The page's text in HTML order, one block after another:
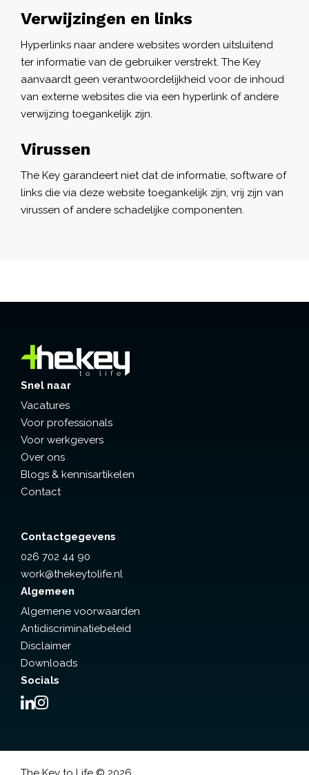
Verwijzingen en links
Hyperlinks naar andere websites worden uitsluitend
ter informatie van de gebruiker verstrekt. The Key
aanvaardt geen verantwoordelijkheid voor de inhoud
van externe websites die via een hyperlink of andere
verwijzing toegankelijk zijn.
Virussen
The Key garandeert niet dat de informatie, software of
links die via deze website toegankelijk zijn, vrij zijn van
virussen of andere schadelijke componenten.
Snel naar
Vacatures
Voor professionals
Voor werkgevers
Over ons
Blogs & kennisartikelen
Contact
Contactgegevens
026 702 44 90
work@thekeytolife.nl
Algemeen
Algemene voorwaarden
Antidiscriminatiebeleid
Disclaimer
Downloads
Socials